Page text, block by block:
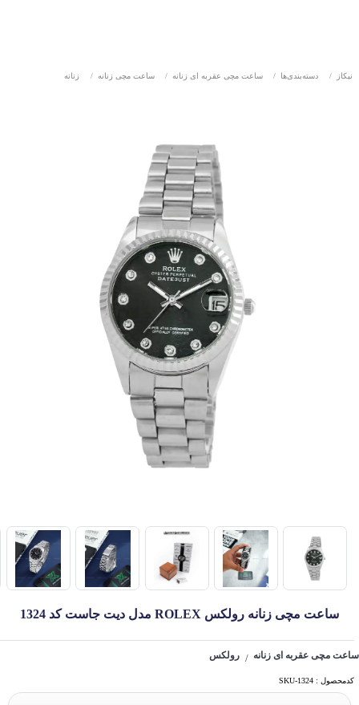
نیکاز / دسته‌بندی‌ها / ساعت مچی عقربه ای زنانه / ساعت مچی زنانه / زنانه
ساعت مچی زنانه رولکس ROLEX مدل دیت جاست کد 1324
ساعت مچی عقربه ای زنانه / رولکس
کدمحصول : SKU-1324